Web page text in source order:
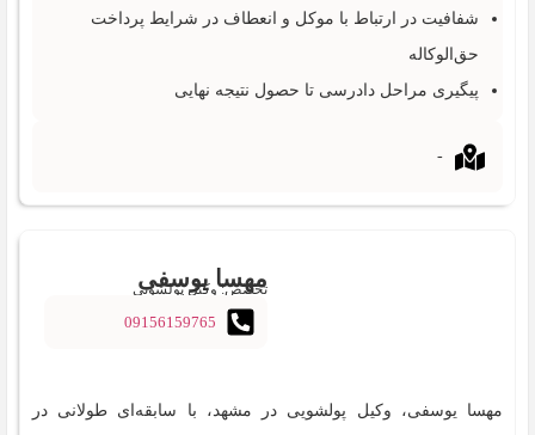
شفافیت در ارتباط با موکل و انعطاف در شرایط پرداخت
حق‌الوکاله
پیگیری مراحل دادرسی تا حصول نتیجه نهایی
-
مهسا یوسفی
تخصص: وکیل پولشویی
09156159765
مهسا یوسفی، وکیل پولشویی در مشهد، با سابقه‌ای طولانی در